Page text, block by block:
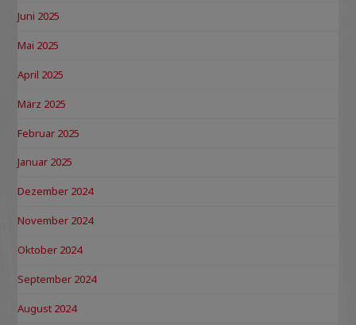
Juni 2025
Mai 2025
April 2025
März 2025
Februar 2025
Januar 2025
Dezember 2024
November 2024
Oktober 2024
September 2024
August 2024